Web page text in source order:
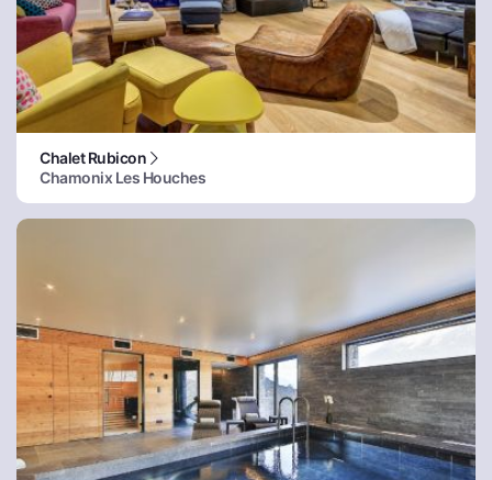
Chalet Rubicon
Chamonix Les Houches